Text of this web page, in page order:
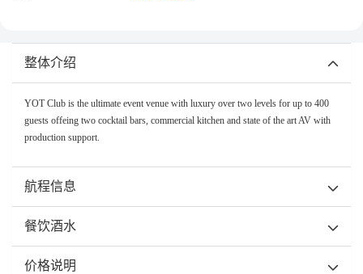
整体介绍
YOT Club is the ultimate event venue with luxury over two levels for up to 400
guests offeing two cocktail bars, commercial kitchen and state of the art AV with
production support.
航程信息
餐饮酒水
价格说明